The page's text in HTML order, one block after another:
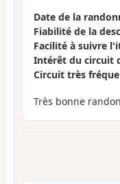
Date de la
Fiabilité de la
Facilité à suivre
Intérêt du circuit
Circuit très
Très bonne